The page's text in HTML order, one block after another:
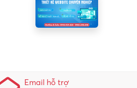
Ngân hàng
Nhân viên kinh doanh
KCN Chấn Hưng
KCN Sông Lô I
Email hỗ trợ